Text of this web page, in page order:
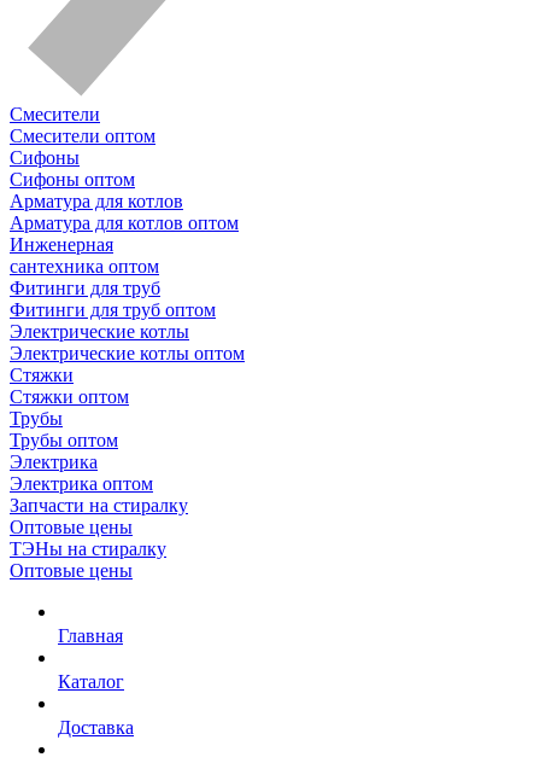
Смесители
Смесители оптом
Сифоны
Сифоны оптом
Арматура для котлов
Арматура для котлов оптом
Инженерная
сантехника оптом
Фитинги для труб
Фитинги для труб оптом
Электрические котлы
Электрические котлы оптом
Стяжки
Стяжки оптом
Трубы
Трубы оптом
Электрика
Электрика оптом
Запчасти на стиралку
Оптовые цены
ТЭНы на стиралку
Оптовые цены
Главная
Каталог
Доставка